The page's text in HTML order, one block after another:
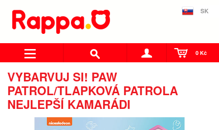
SK
0 Kč
VYBARVUJ SI! PAW
PATROL/TLAPKOVÁ PATROLA
NEJLEPŠÍ KAMARÁDI